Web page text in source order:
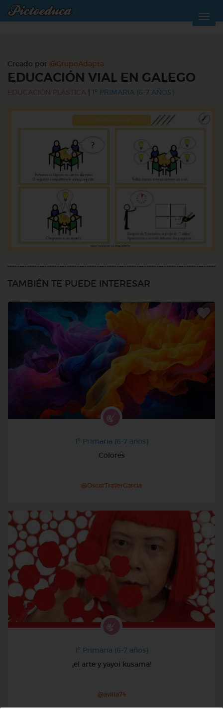
Creado por @GrupoAdapta
EDUCACIÓN VIAL EN GALEGO
EDUCACIÓN PLÁSTICA 1º PRIMARIA (6-7 AÑOS)
TAMBIÉN TE PUEDE INTERESAR
1º Primaria (6-7 años)
Colores
@OscarTraverGarcia
1º Primaria (6-7 años)
¡el arte y yayoi kusama!
@avilla74